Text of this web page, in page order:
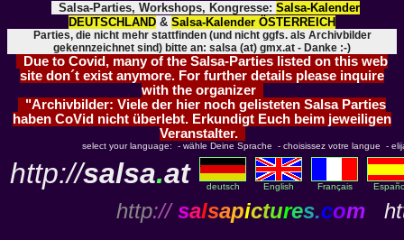
Salsa-Parties, Workshops, Kongresse: Salsa-Kalender
DEUTSCHLAND & Salsa-Kalender ÖSTERREICH
Parties, die nicht mehr stattfinden (und nicht ggfs. als Archivbilder
gekennzeichnet sind) bitte an: salsa (at) gmx.at - Danke :-)
Due to Covid, many of the Salsa-Parties listed on this web
site don´t exist anymore. For further details please inquire
with the organizer
"Archivbilder: Viele der hier noch gelisteten Salsa Parties
haben CoVid nicht überlebt. Erkundigt Euch beim jeweiligen
Veranstalter.
select your language: - wähle Deine Sprache - choisissez votre langue -
http://salsa.at deutsch English Français
http:// salsapictures.com